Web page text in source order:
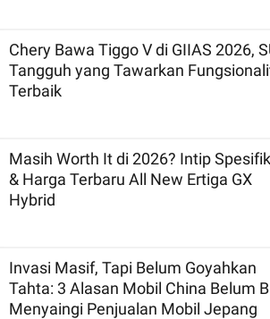
Chery Bawa Tiggo V di GIIAS 2026,
Tangguh yang Tawarkan
Terbaik
Masih Worth It di 2026? Intip
& Harga Terbaru All New Ertiga GX
Hybrid
Invasi Masif, Tapi Belum Goyahkan
Tahta: 3 Alasan Mobil China Belum
Menyaingi Penjualan Mobil Jepang